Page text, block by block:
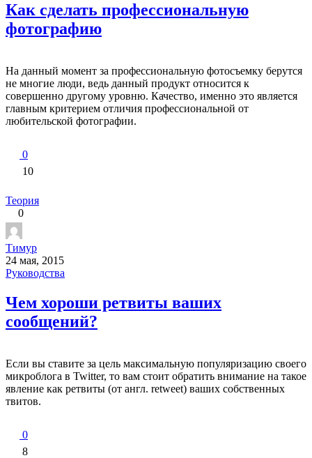
Как сделать профессиональную
фотографию
На данный момент за профессиональную фотосъемку берутся
не многие люди, ведь данный продукт относится к
совершенно другому уровню. Качество, именно это является
главным критерием отличия профессиональной от
любительской фотографии.
0
10
Теория
0
Тимур
24 мая, 2015
Руководства
Чем хороши ретвиты ваших
сообщений?
Если вы ставите за цель максимальную популяризацию своего
микроблога в Twitter, то вам стоит обратить внимание на такое
явление как ретвиты (от англ. retweet) ваших собственных
твитов.
0
8